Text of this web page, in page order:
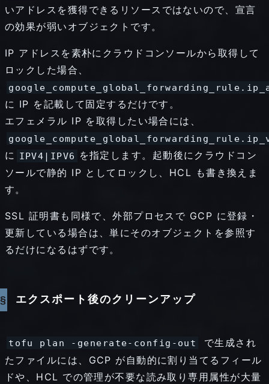
いアドレスを獲得できるリソースではないので、宣言
の効果が弱いオブジェクトです。
IP アドレスを素朴にクラウドコンソールから取得して
ロックした場合、
に IP を記載して固定するだけです。
エフェメラル IP を取得したい場合には、
に IPV4|IPV6
を指定します。起動後にクラウドコン
ソールで静的 IP としてロックし、HCL も書き換えま
す。
SSL 証明書も同様で、外部プロセスで GCP に登録・
更新している場合は、単にそのオブジェクトを参照す
るだけになるはずです。
エクスポート後のクリーンアップ
tofu plan -generate-config-out
で生成され
たファイルには、GCP が自動的に割り当てるフィール
ドや、HCL での管理が不要な読み取り専用属性が大量